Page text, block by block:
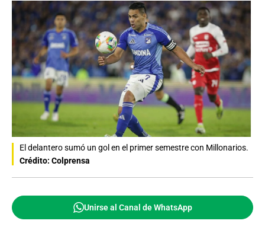
El delantero sumó un gol en el primer semestre con Millonarios.
Crédito: Colprensa
Unirse al Canal de WhatsApp